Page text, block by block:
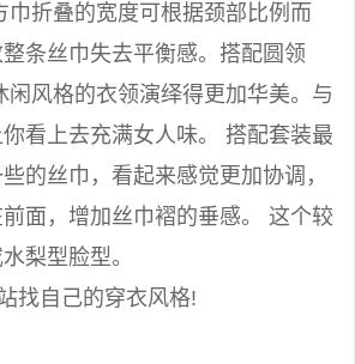
巾折叠的宽度可根据颈部比例而
条丝巾失去平衡感。搭配圆领
闲风格的衣领演绎得更加华美。与
看上去充满女人味。 搭配套装最
的丝巾，看起来感觉更加协调，
面，增加丝巾褶的垂感。 这个较
梨型脸型。
找自己的穿衣风格!